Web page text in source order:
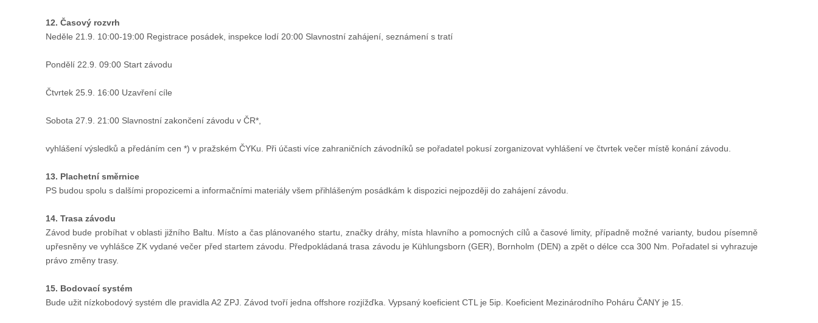
12. Časový rozvrh
Neděle 21.9. 10:00-19:00 Registrace posádek, inspekce lodí 20:00 Slavnostní zahájení, seznámení s tratí
Pondělí 22.9. 09:00 Start závodu
Čtvrtek 25.9. 16:00 Uzavření cíle
Sobota 27.9. 21:00 Slavnostní zakončení závodu v ČR*,
vyhlášení výsledků a předáním cen *) v pražském ČYKu. Při účasti více zahraničních závodníků se pořadatel pokusí zorganizovat vyhlášení ve čtvrtek večer místě konání závodu.
13. Plachetní směrnice
PS budou spolu s dalšími propozicemi a informačními materiály všem přihlášeným posádkám k dispozici nejpozději do zahájení závodu.
14. Trasa závodu
Závod bude probíhat v oblasti jižního Baltu. Místo a čas plánovaného startu, značky dráhy, místa hlavního a pomocných cílů a časové limity, případně možné varianty, budou písemně
upřesněny ve vyhlášce ZK vydané večer před startem závodu. Předpokládaná trasa závodu je Kühlungsborn (GER), Bornholm (DEN) a zpět o délce cca 300 Nm. Pořadatel si vyhrazuje
právo změny trasy.
15. Bodovací systém
Bude užit nízkobodový systém dle pravidla A2 ZPJ. Závod tvoří jedna offshore rozjížďka. Vypsaný koeficient CTL je 5ip. Koeficient Mezinárodního Poháru ČANY je 15.